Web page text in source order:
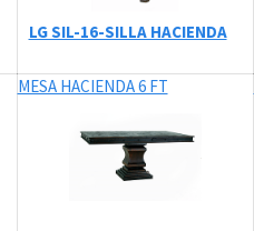
LG SIL-16-SILLA HACIENDA
MESA HACIENDA 6 FT